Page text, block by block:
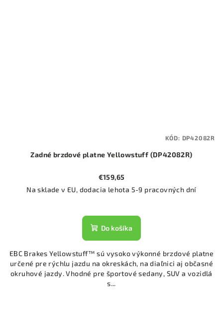
Zadné brzdové platne Yellowstuff (DP42082R)
€159,65
Na sklade v EU, dodacia lehota 5-9 pracovných dní
Do košíka
EBC Brakes Yellowstuff™ sú vysoko výkonné brzdové platne
určené pre rýchlu jazdu na okreskách, na diaľnici aj občasné
okruhové jazdy. Vhodné pre športové sedany, SUV a vozidlá
s...
KÓD: DP42082R